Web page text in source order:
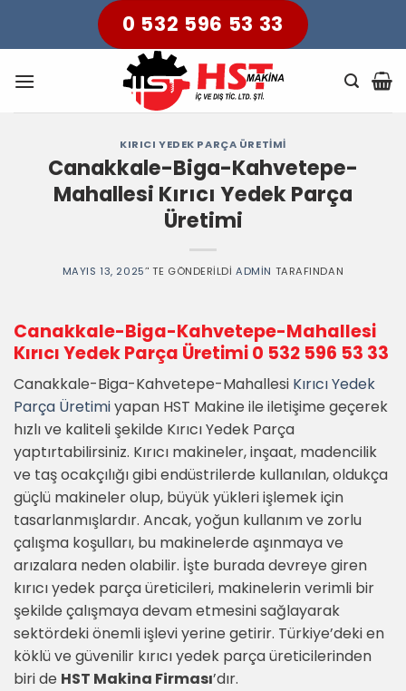
content
0 532 596 53 33
KIRICI YEDEK PARÇA ÜRETIMI
Canakkale-Biga-Kahvetepe-
Mahallesi Kırıcı Yedek Parça
Üretimi
MAYIS 13, 2025’' TE GÖNDERILDI ADMIN TARAFINDAN
Canakkale-Biga-Kahvetepe-Mahallesi
Kırıcı Yedek Parça Üretimi0 532 596 53 33
Canakkale-Biga-Kahvetepe-Mahallesi Kırıcı Yedek
Parça Üretimiyapan HST Makine ile iletişime geçerek
hızlı ve kaliteli şekilde Kırıcı Yedek Parça
yaptırtabilirsiniz. Kırıcı makineler, inşaat, madencilik
ve taş ocakçılığı gibi endüstrilerde kullanılan, oldukça
güçlü makineler olup, büyük yükleri işlemek için
tasarlanmışlardır. Ancak, yoğun kullanım ve zorlu
çalışma koşulları, bu makinelerde aşınmaya ve
arızalara neden olabilir. İşte burada devreye giren
kırıcı yedek parça üreticileri, makinelerin verimli bir
şekilde çalışmaya devam etmesini sağlayarak
sektördeki önemli işlevi yerine getirir. Türkiye’deki en
köklü ve güvenilir kırıcı yedek parça üreticilerinden
biri de HST Makina Firması’dır.